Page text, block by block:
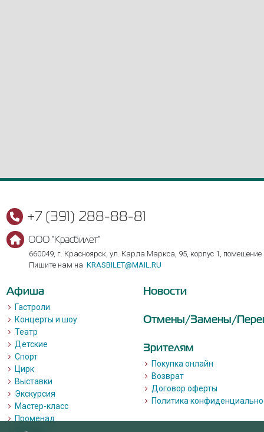
+7 (391) 288-88-81
ООО "Красбилет"
660049, г. Красноярск, ул. Карла Маркса, 95, корпус 1, помещение
Пишите нам на KRASBILET@MAIL.RU
Афиша
Гастроли
Концерты и шоу
Театр
Детские
Спорт
Цирк
Выставки
Экскурсия
Мастер-класс
Променад
Новости
Отмены/Замены/
Зрителям
Покупка онлайн
Возврат
Договор оферты
Политика